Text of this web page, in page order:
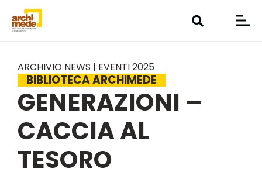
ARCHIVIO NEWS | EVENTI 2025
BIBLIOTECA ARCHIMEDE
GENERAZIONI –
CACCIA AL
TESORO